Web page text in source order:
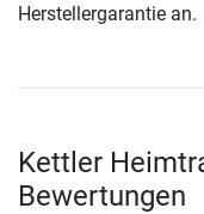
Herstellergarantie an.
Kettler
Bewertungen